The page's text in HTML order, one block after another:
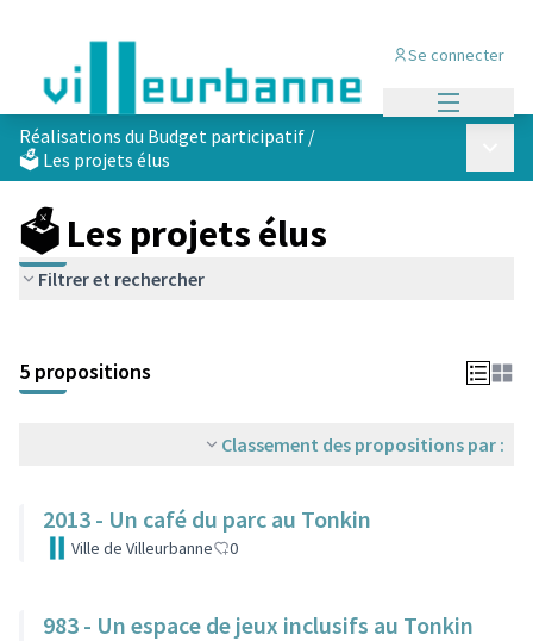
Se connecter
Réalisations du Budget participatif /
🗳️ Les projets élus
🗳️ Les projets élus
Filtrer et rechercher
+
−
5 propositions
Classement des propositions par :
2013 - Un café du parc au Tonkin
Ville de Villeurbanne 0
983 - Un espace de jeux inclusifs au Tonkin